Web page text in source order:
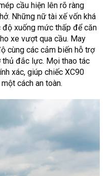
cầu hiện lên rõ ràng
Những nữ tài xế vốn khá
xuống mức thấp để căn
xe vượt qua cầu. May
cùng các cảm biến hỗ trợ
thủ đắc lực. Mọi thao tác
xác, giúp chiếc XC90
cách an toàn.